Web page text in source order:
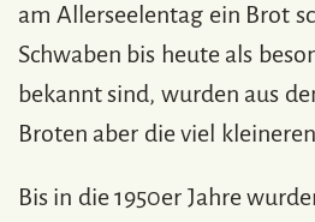
am Allerseelentag ein Brot
Schwaben bis heute als
bekannt sind, wurden aus
Broten aber die viel
Bis in die 1950er Jahre